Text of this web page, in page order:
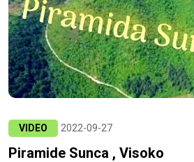
VIDEO 2022-09-27
Piramide Sunca , Visoko